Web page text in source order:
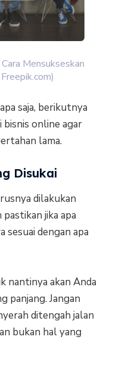
Mensukseskan
saja, berikutnya
bisnis online agar
lama.
Disukai
dilakukan
jika apa
sesuai dengan apa
nantinya akan Anda
panjang. Jangan
ditengah jalan
bukan hal yang